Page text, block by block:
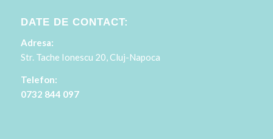
DATE DE CONTACT:
Adresa:
Str. Tache Ionescu 20, Cluj-Napoca
Telefon:
0732 844 097